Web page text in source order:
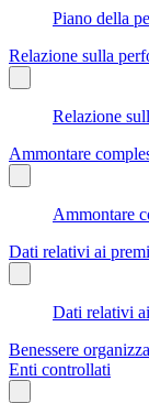
Piano della
Relazione sulla
Relazione
Ammontare
Ammontare
Dati relativi ai premi
Dati relativi
Benessere
Enti controllati